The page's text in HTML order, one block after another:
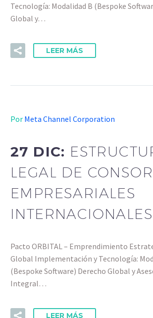
Tecnología: Modalidad B (Bespoke
Global y…
LEER MÁS
Por Meta Channel Corporation
27 DIC:
LEGAL DE
EMPRESARIALES
INTERNACIONALES
Pacto ORBITAL – Emprendimiento
Global Implementación y Tecnología:
(Bespoke Software) Derecho Global y
Integral…
LEER MÁS